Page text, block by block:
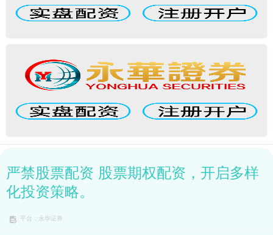
严禁股票配资 股票期权配资，开启多样
化投资策略。
平台：永华证券